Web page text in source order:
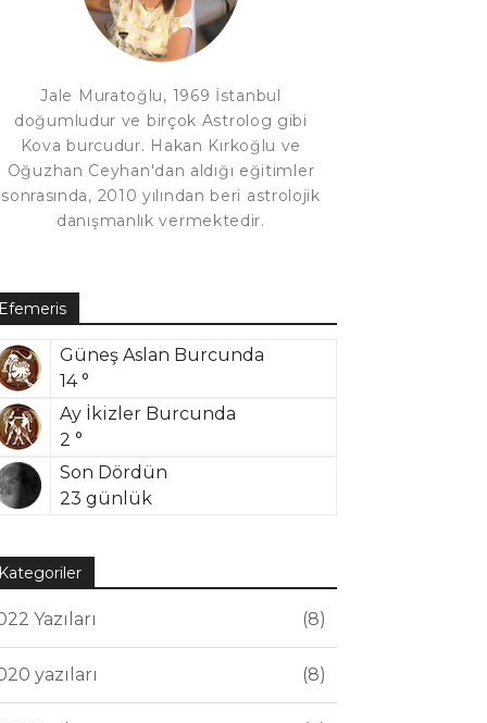
Jale Muratoğlu, 1969 İstanbul
doğumludur ve birçok Astrolog gibi
Kova burcudur. Hakan Kırkoğlu ve
Oğuzhan Ceyhan'dan aldığı eğitimler
sonrasında, 2010 yılından beri astrolojik
danışmanlık vermektedir.
Efemeris
Güneş Aslan Burcunda
14 °
Ay İkizler Burcunda
2 °
Son Dördün
23 günlük
Kategoriler
Yazıları 8
yazıları 8